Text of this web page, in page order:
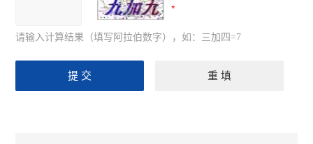
请输入计算结果（填写阿拉伯数字），如：三加四=7